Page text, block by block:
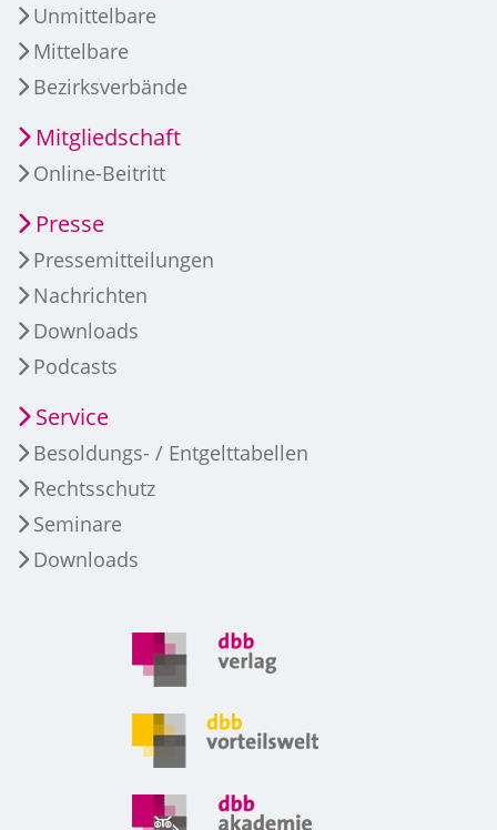
Unmittelbare
Mittelbare
Bezirksverbände
Mitgliedschaft
Online-Beitritt
Presse
Pressemitteilungen
Nachrichten
Downloads
Podcasts
Service
Besoldungs- / Entgelttabellen
Rechtsschutz
Seminare
Downloads